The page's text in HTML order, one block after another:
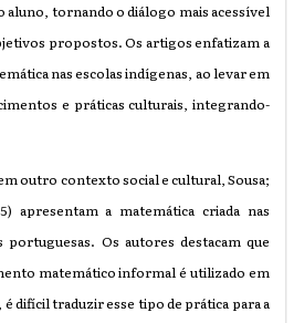
tornando o diálogo mais acessível
propostos. Os artigos enfatizam a
nas escolas indígenas, ao levar em
e práticas culturais, integrando-
contexto social e cultural, Sousa;
apresentam a matemática criada nas
portuguesas. Os autores destacam que
matemático informal é utilizado em
é difícil traduzir esse tipo de prática para a